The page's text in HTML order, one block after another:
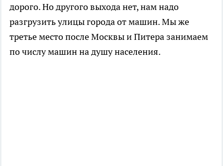
дорого. Но другого выхода нет, нам надо
разгрузить улицы города от машин. Мы же
третье место после Москвы и Питера занимаем
по числу машин на душу населения.